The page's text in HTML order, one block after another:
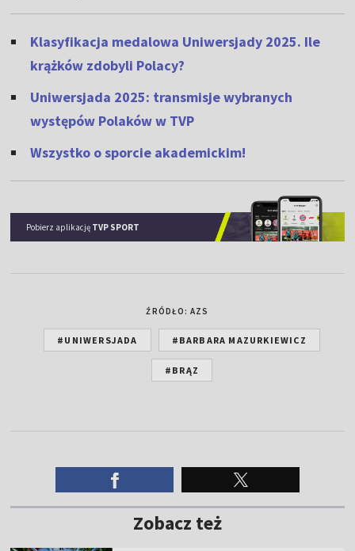
Klasyfikacja medalowa Uniwersjady 2025. Ile
krążków zdobyli Polacy?
Uniwersjada 2025: transmisje wybranych
występów Polaków w TVP
Wszystko o sporcie akademickim!
Pobierz aplikację TVP SPORT
ŹRÓDŁO: AZS
#UNIWERSJADA #BARBARA MAZURKIEWICZ
#BRĄZ
Zobacz też